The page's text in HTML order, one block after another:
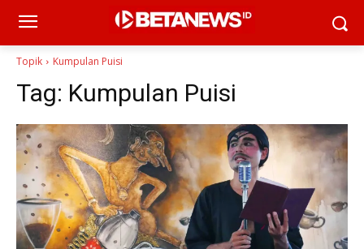
Topik Kumpulan Puisi
Tag: Kumpulan Puisi